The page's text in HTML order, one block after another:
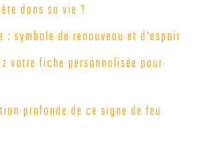
dans sa vie ?
symbole de renouveau et d’espoir
votre fiche personnalisée pour
profonde de ce signe de feu